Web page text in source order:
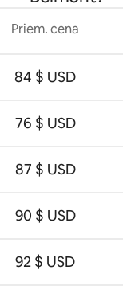
Priem. cena
84 $ USD
76 $ USD
87 $ USD
90 $ USD
92 $ USD